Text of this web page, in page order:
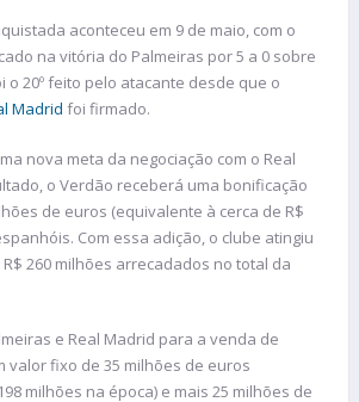
aconteceu em 9 de maio, com o
na vitória do Palmeiras por 5 a 0 sobre
o 20º feito pelo atacante desde que o
Madrid foi firmado.
nova meta da negociação com o Real
o Verdão receberá uma bonificação
de euros (equivalente à cerca de R$
Com essa adição, o clube atingiu
260 milhões arrecadados no total da
e Real Madrid para a venda de
valor fixo de 35 milhões de euros
milhões na época) e mais 25 milhões de